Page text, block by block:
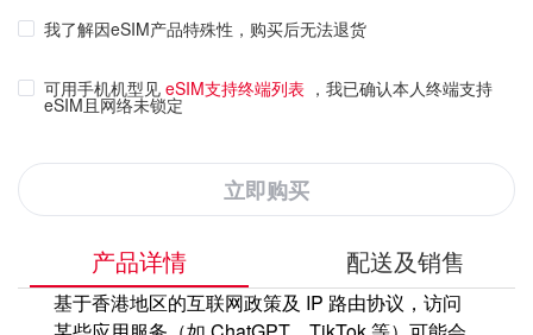
我了解因eSIM产品特殊性，购买后无法退货
可用手机机型见 eSIM支持终端列表 ，我已确认本人终端支持
eSIM且网络未锁定
立即购买
产品详情 配送及销售
基于香港地区的互联网政策及 IP 路由协议，访问